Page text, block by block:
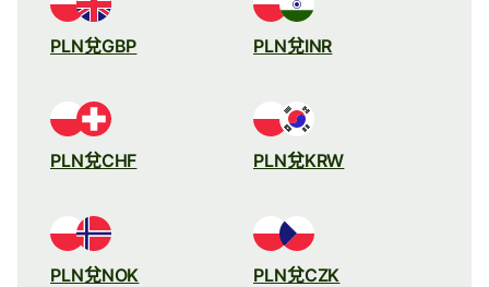
PLN兌GBP PLN兌INR
PLN兌CHF PLN兌KRW
PLN兌NOK PLN兌CZK